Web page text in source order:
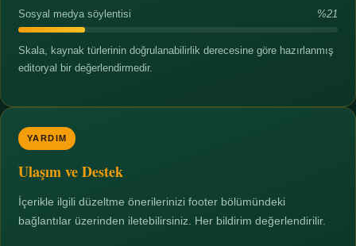
Sosyal medya söylentisi %21
Skala, kaynak türlerinin doğrulanabilirlik derecesine göre hazırlanmış
editoryal bir değerlendirmedir.
YARDIM
Ulaşım ve Destek
İçerikle ilgili düzeltme önerilerinizi footer bölümündeki
bağlantılar üzerinden iletebilirsiniz. Her bildirim değerlendirilir.